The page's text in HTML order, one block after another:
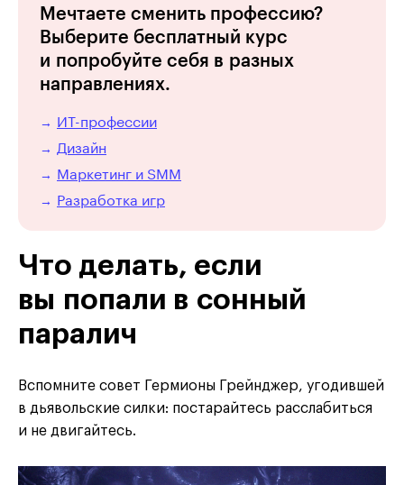
Мечтаете сменить профессию?
Выберите бесплатный курс
и попробуйте себя в разных
направлениях.
→ ИТ-профессии
→ Дизайн
→ Маркетинг и SMM
→ Разработка игр
Что делать, если
вы попали в сонный
паралич
Вспомните совет Гермионы Грейнджер, угодившей
в дьявольские силки: постарайтесь расслабиться
и не двигайтесь.